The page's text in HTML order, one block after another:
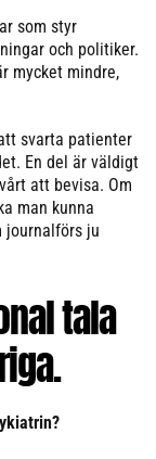
som styr
och politiker.
mycket mindre,
svarta patienter
En del är väldigt
att bevisa. Om
man kunna
journalförs ju
tala